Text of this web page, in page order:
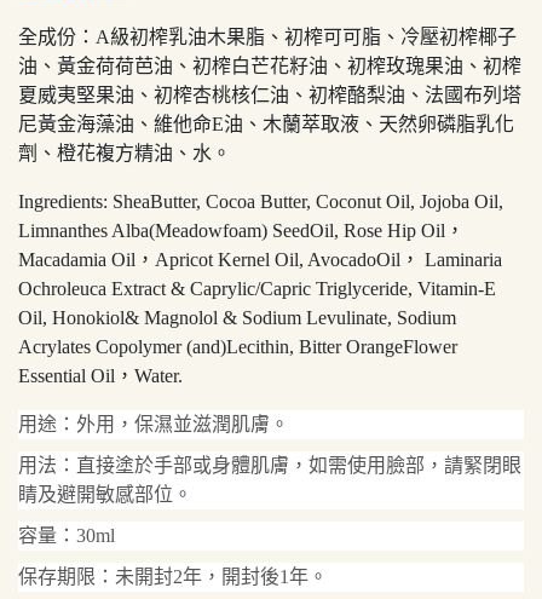
全成份：A級初榨乳油木果脂、初榨可可脂、冷壓初榨椰子
油、黃金荷荷芭油、初榨白芒花籽油、初榨玫瑰果油、初榨
夏威夷堅果油、初榨杏桃核仁油、初榨酪梨油、法國布列塔
尼黃金海藻油、維他命E油、木蘭萃取液、天然卵磷脂乳化
劑、橙花複方精油、水。
Ingredients: SheaButter, Cocoa Butter, Coconut Oil, Jojoba Oil,
Limnanthes Alba(Meadowfoam) SeedOil, Rose Hip Oil，
Macadamia Oil，Apricot Kernel Oil, AvocadoOil， Laminaria
Ochroleuca Extract & Caprylic/Capric Triglyceride, Vitamin-E
Oil, Honokiol& Magnolol & Sodium Levulinate, Sodium
Acrylates Copolymer (and)Lecithin, Bitter OrangeFlower
Essential Oil，Water.
用途：外用，保濕並滋潤肌膚。
用法：直接塗於手部或身體肌膚，如需使用臉部，請緊閉眼
睛及避開敏感部位。
容量：30ml
保存期限：未開封2年，開封後1年。